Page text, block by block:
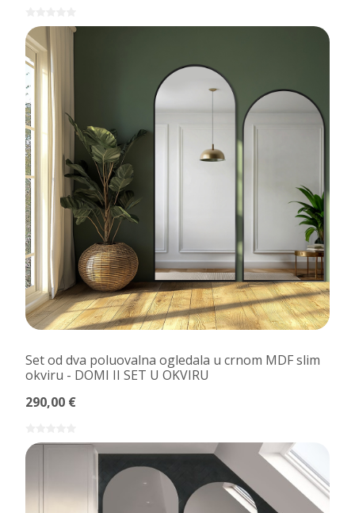
Set od dva poluovalna ogledala u crnom MDF slim
okviru - DOMI II SET U OKVIRU
290,00 €